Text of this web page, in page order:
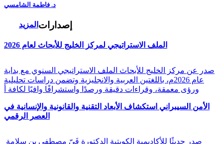
د. فاطمة الشامسي
المزيد إصدارات
الملف الاستراتيجي لمركز الخليج للأبحاث لعام 2026
صدر عن مركز الخليج للأبحاث الملف الاستراتيجي السنوي مع بداية
عام 2026م، باللغتين العربية والانجليزية وتضمن دراسات تحليلية
ورؤى معمقة، وقراءات دقيقة ورصدًا واستشرافًا وافيًا لكافة أ
الأمن السيبراني استكشاف الأبعاد التقنية والقانونية والإنسانية في
العصر الرقمي